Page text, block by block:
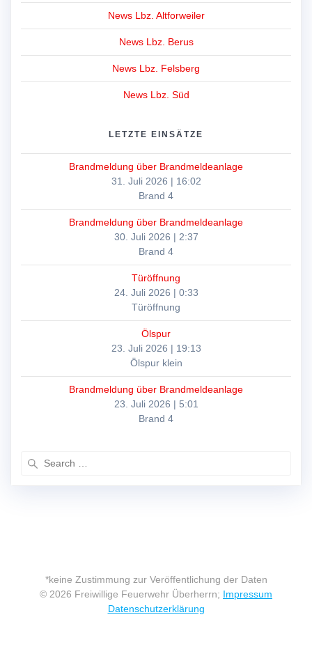
News Lbz. Altforweiler
News Lbz. Berus
News Lbz. Felsberg
News Lbz. Süd
LETZTE EINSÄTZE
Brandmeldung über Brandmeldeanlage
31. Juli 2026 | 16:02
Brand 4
Brandmeldung über Brandmeldeanlage
30. Juli 2026 | 2:37
Brand 4
Türöffnung
24. Juli 2026 | 0:33
Türöffnung
Ölspur
23. Juli 2026 | 19:13
Ölspur klein
Brandmeldung über Brandmeldeanlage
23. Juli 2026 | 5:01
Brand 4
*keine Zustimmung zur Veröffentlichung der Daten
© 2026 Freiwillige Feuerwehr Überherrn; Impressum
Datenschutzerklärung